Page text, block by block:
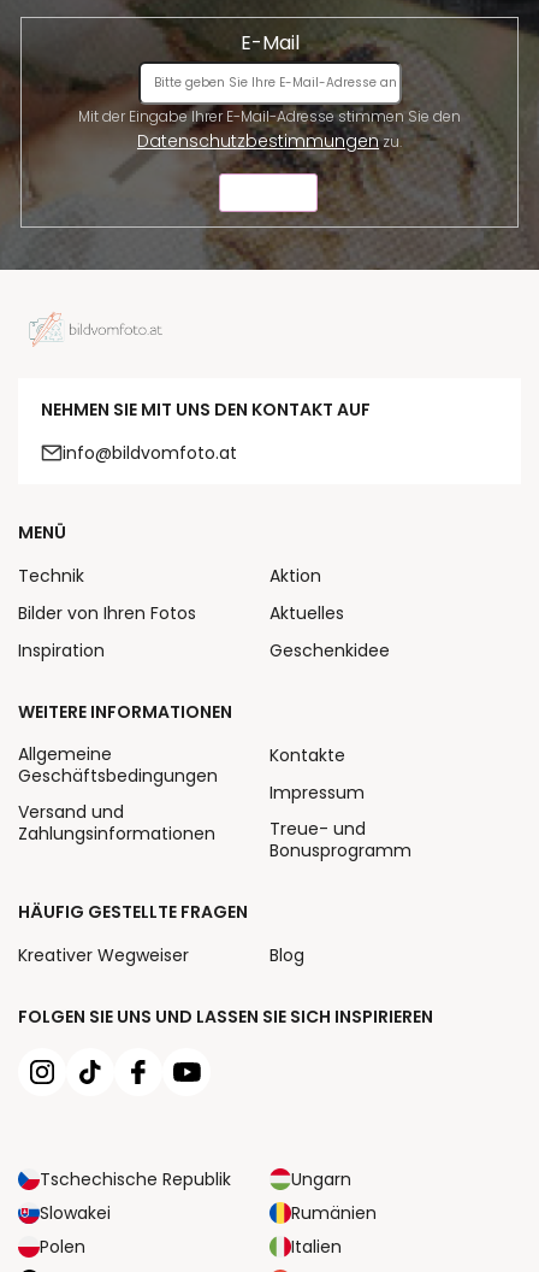
E-Mail
Datenschutzbestimmungenzu.
NEHMEN SIE MIT UNS DEN KONTAKT AUF
info@bildvomfoto.at
FOLGEN SIE UNS UND LASSEN SIE SICH INSPIRIEREN
Tschechische Republik
Ungarn
Slowakei
Rumänien
Polen
Italien
MENÜ
Technik
Bilder von Ihren Fotos
Inspiration
Aktion
Aktuelles
Geschenkidee
WEITERE INFORMATIONEN
Allgemeine
Geschäftsbedingungen
Versand und
Zahlungsinformationen
Kontakte
Impressum
Treue- und
Bonusprogramm
HÄUFIG GESTELLTE FRAGEN
Kreativer Wegweiser
Blog